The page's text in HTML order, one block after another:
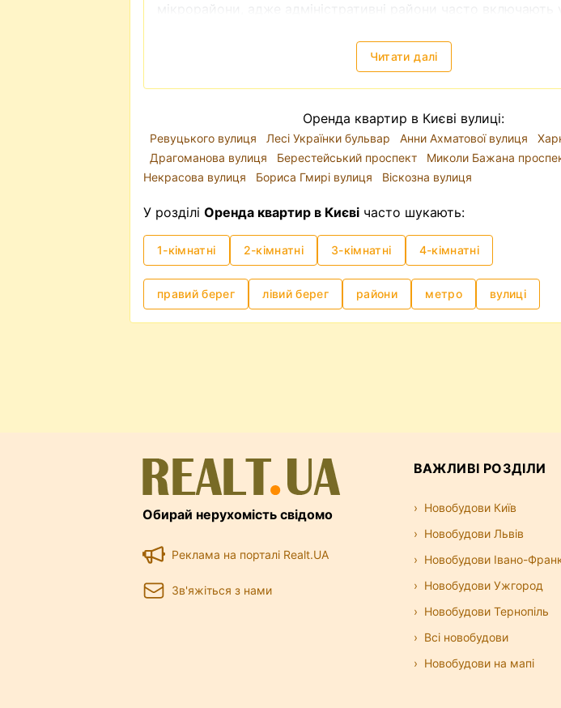
мікрорайони, адже адміністративні райони часто включають у
Шевченківський район - це і історичний центр Києва і
Ключову роль у інфраструктурі міста відіграє метро. Через
вперше обираєте квартиру для оренди довготривало, то опція
близькістю до метро - буде в приоритеті.
Ціни на оренду квартир у Києві формує традиційно високий
зараз (2025р.) він трохи змістився в сторону Заходу України,
локація та стан квартири. Зняти квартиру у Києві можна на
гаманець: як відсносно недорого так і квартиру бізнес чи
ціна може коливатися від 8 тис. грн і до 15-20 тисяч доларів
Оренда квартири без посередників недорого
Таке питання виникає доволі часто —зняти квартиру без
справді - чи потрібен посередник, в даному випадку ріелтер,
сплачувати додаткові кошти? Ви можете самостійно знайти
тих, хто планує винайняти квартиру без посередника. Також
почитати теми у нас на
форумі , наприкладтут.
Читати далі
Оренда квартир в Києві вулиці:
Ревуцького вулиця Лесі Українки бульвар Анни Ахматової вулиця
Драгоманова вулиця
Берестейський проспект Миколи Бажана
Некрасова вулиця
Бориса Гмирі вулиця Віскозна вулиця
У розділі Оренда квартир в Києві часто шукають:
1-кімнатні 2-кімнатні 3-кімнатні 4-кімнатні
правий берег лівий берег райони метро вулиці
Обирай нерухомість свідомо
Реклама на порталі Realt.UA
Зв'яжіться з нами
ВАЖЛИВІ РОЗДІЛИ
Новобудови Київ
Новобудови Львів
Новобудови Івано-
Новобудови Ужгород
Новобудови Тернопіль
Всі новобудови
Новобудови на мапі